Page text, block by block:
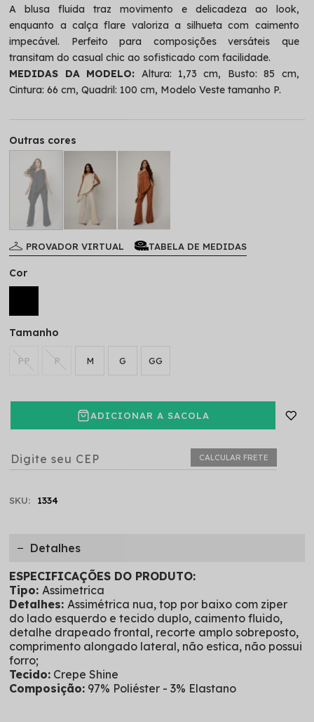
A blusa fluida traz movimento e delicadeza ao look,
enquanto a calça flare valoriza a silhueta com caimento
impecável. Perfeito para composições versáteis que
transitam do casual chic ao sofisticado com facilidade.
MEDIDAS DA MODELO: Altura: 1,73 cm, Busto: 85 cm,
Cintura: 66 cm, Quadril: 100 cm, Modelo Veste tamanho P.
Outras cores
PROVADOR VIRTUAL TABELA DE MEDIDAS
Cor
Tamanho
PP P M G GG
ADICIONAR A SACOLA
CALCULAR FRETE
SKU: 1334
Detalhes
ESPECIFICAÇÕES DO PRODUTO:
Tipo: Assimetrica
Detalhes: Assimétrica nua, top por baixo com ziper
do lado esquerdo e tecido duplo, caimento fluido,
detalhe drapeado frontal, recorte amplo sobreposto,
comprimento alongado lateral, não estica, não possui
forro;
Tecido: Crepe Shine
Composição: 97% Poliéster - 3% Elastano